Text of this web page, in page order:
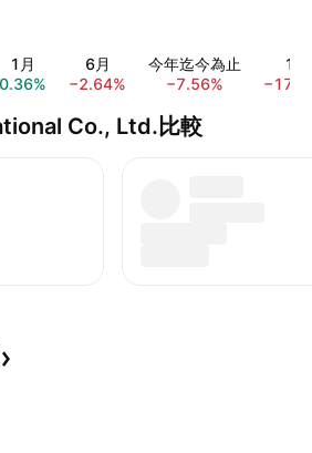
1月
0.36%
6月
−2.64%
今年迄今為止
−7.56%
1年
Co., Ltd.比較